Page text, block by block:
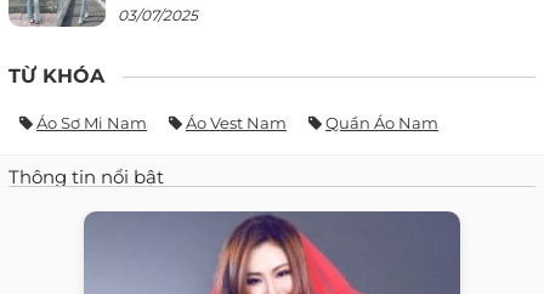
03/07/2025
TỪ KHÓA
Áo Sơ Mi Nam Áo Vest Nam Quần Áo Nam
Thông tin nổi bật